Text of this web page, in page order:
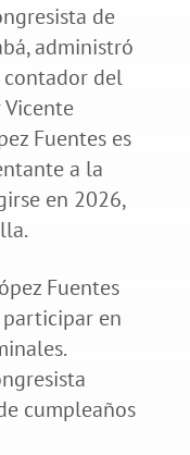
de
administró
del
Fuentes es
a la
en 2026,
Fuentes
en
cumpleaños